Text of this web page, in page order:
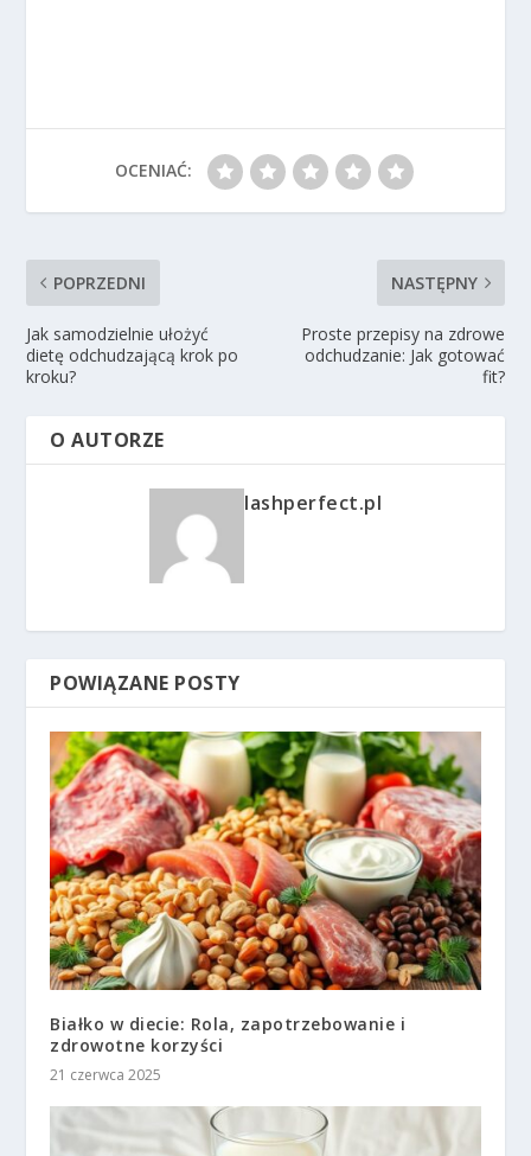
OCENIAĆ:
POPRZEDNI
Jak samodzielnie ułożyć
dietę odchudzającą krok po
kroku?
NASTĘPNY
Proste przepisy na zdrowe
odchudzanie: Jak gotować
fit?
O AUTORZE
lashperfect.pl
POWIĄZANE POSTY
Białko w diecie: Rola, zapotrzebowanie i
zdrowotne korzyści
21 czerwca 2025